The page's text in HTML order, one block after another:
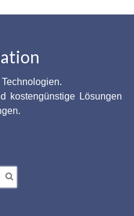
kostengünstige Lösungen